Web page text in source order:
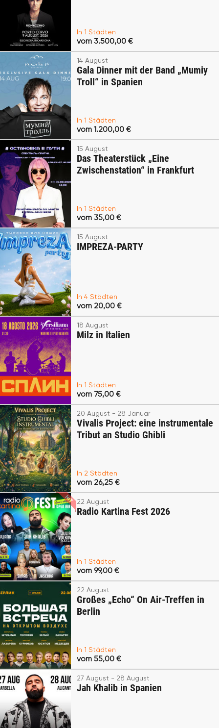
In 1 Städten
vom 3.500,00 €
14 August
Gala Dinner mit der Band „Mumiy
Troll“ in Spanien
In 1 Städten
vom 1.200,00 €
15 August
Das Theaterstück „Eine
Zwischenstation“ in Frankfurt
In 1 Städten
vom 35,00 €
15 August
IMPREZA-PARTY
In 4 Städten
vom 20,00 €
18 August
Milz in Italien
In 1 Städten
vom 75,00 €
20 August - 28 Januar
Vivalis Project: eine instrumentale
Tribut an Studio Ghibli
In 2 Städten
vom 26,25 €
22 August
Radio Kartina Fest 2026
In 1 Städten
vom 99,00 €
22 August
Großes „Echo“ On Air-Treffen in
Berlin
In 1 Städten
vom 55,00 €
27 August - 28 August
Jah Khalib in Spanien